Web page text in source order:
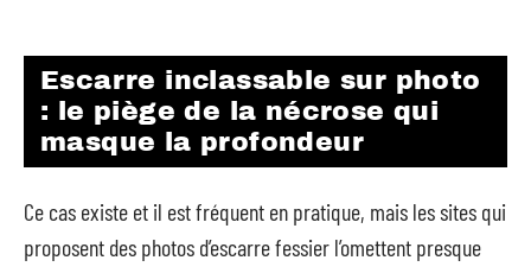
Escarre inclassable sur photo
: le piège de la nécrose qui
masque la profondeur
Ce cas existe et il est fréquent en pratique, mais les sites qui
proposent des photos d’escarre fessier l’omettent presque